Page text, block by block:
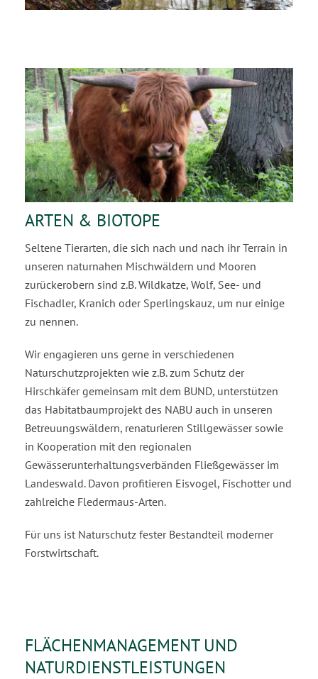
ARTEN & BIOTOPE
Seltene Tierarten, die sich nach und nach ihr Terrain in
unseren naturnahen Mischwäldern und Mooren
zurückerobern sind z.B. Wildkatze, Wolf, See- und
Fischadler, Kranich oder Sperlingskauz, um nur einige
zu nennen.
Wir engagieren uns gerne in verschiedenen
Naturschutzprojekten wie z.B. zum Schutz der
Hirschkäfer gemeinsam mit dem BUND, unterstützen
das Habitatbaumprojekt des NABU auch in unseren
Betreuungswäldern, renaturieren Stillgewässer sowie
in Kooperation mit den regionalen
Gewässerunterhaltungsverbänden Fließgewässer im
Landeswald. Davon profitieren Eisvogel, Fischotter und
zahlreiche Fledermaus-Arten.
Für uns ist Naturschutz fester Bestandteil moderner
Forstwirtschaft.
FLÄCHENMANAGEMENT UND
NATURDIENSTLEISTUNGEN